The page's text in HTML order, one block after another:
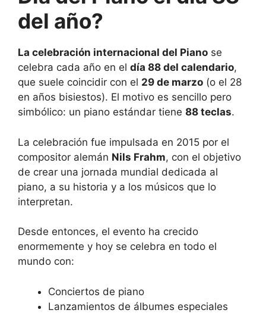
del año?
La celebración internacional del Piano se
celebra cada año en el día 88 del calendario,
que suele coincidir con el 29 de marzo (o el 28
en años bisiestos). El motivo es sencillo pero
simbólico: un piano estándar tiene 88 teclas.
La celebración fue impulsada en 2015 por el
compositor alemán Nils Frahm, con el objetivo
de crear una jornada mundial dedicada al
piano, a su historia y a los músicos que lo
interpretan.
Desde entonces, el evento ha crecido
enormemente y hoy se celebra en todo el
mundo con:
Conciertos de piano
Lanzamientos de álbumes especiales